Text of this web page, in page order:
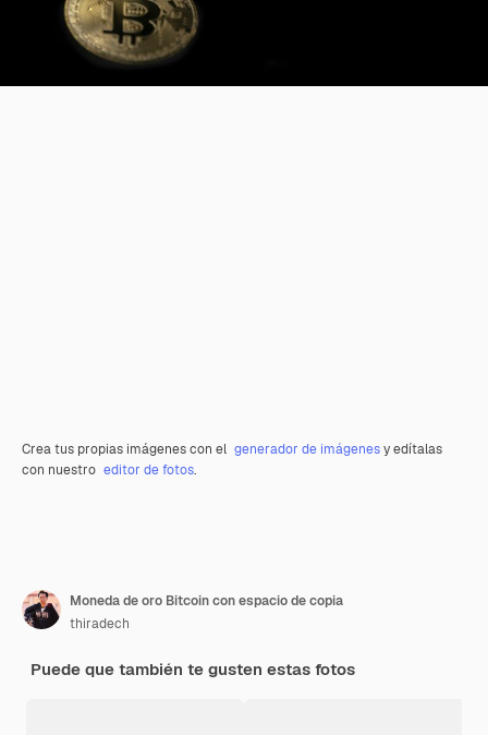
Crea tus propias imágenes con el generador de imágenesy edítalas
con nuestro editor de fotos.
Moneda de oro Bitcoin con espacio de copia
thiradech
Puede que también te gusten estas fotos